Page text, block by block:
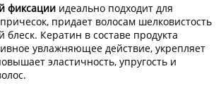
фиксации идеально подходит для
придает волосам шелковистость
Кератин в составе продукта
увлажняющее действие, укрепляет
эластичность, упругость и